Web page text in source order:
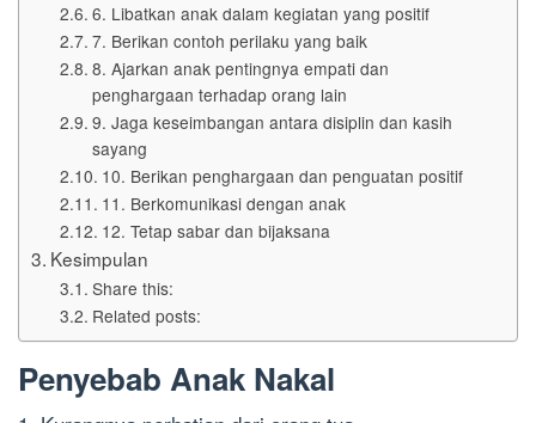
6. Libatkan anak dalam kegiatan yang positif
7. Berikan contoh perilaku yang baik
8. Ajarkan anak pentingnya empati dan
penghargaan terhadap orang lain
9. Jaga keseimbangan antara disiplin dan kasih
sayang
10. Berikan penghargaan dan penguatan positif
11. Berkomunikasi dengan anak
12. Tetap sabar dan bijaksana
Kesimpulan
Share this:
Related posts:
Penyebab Anak Nakal